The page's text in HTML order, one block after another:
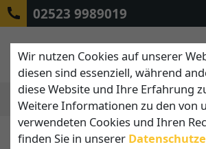
02523 9989019
Wir nutzen Cookies auf unserer
diesen sind essenziell, während
diese Website und Ihre Erfahrung
Weitere Informationen zu den von
verwendeten Cookies und Ihren
finden Sie in unserer